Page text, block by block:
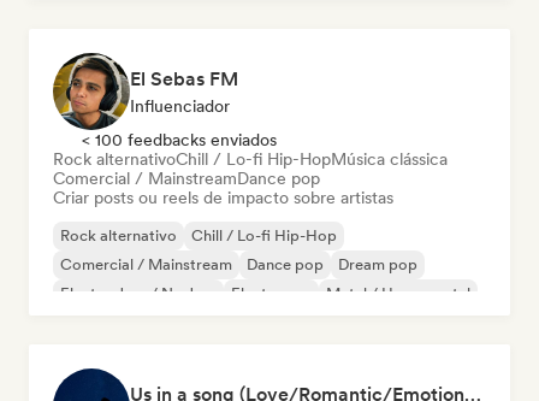
El Sebas FM
Influenciador
< 100 feedbacks enviados
Rock alternativoChill / Lo-fi Hip-HopMúsica clássica
Comercial / MainstreamDance pop
Criar posts ou reels de impacto sobre artistas
Rock alternativo
Chill / Lo-fi Hip-Hop
Comercial / Mainstream
Dance pop
Dream pop
Electro Jazz / Nu Jazz
Electropop Metal / Heavy metal
Us in a song (Love/Romantic/Emotional Songs)